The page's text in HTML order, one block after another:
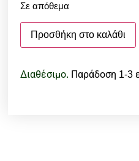
Σε απόθεμα
Προσθήκη στο καλάθι
Διαθέσιμο. Παράδοση 1-3